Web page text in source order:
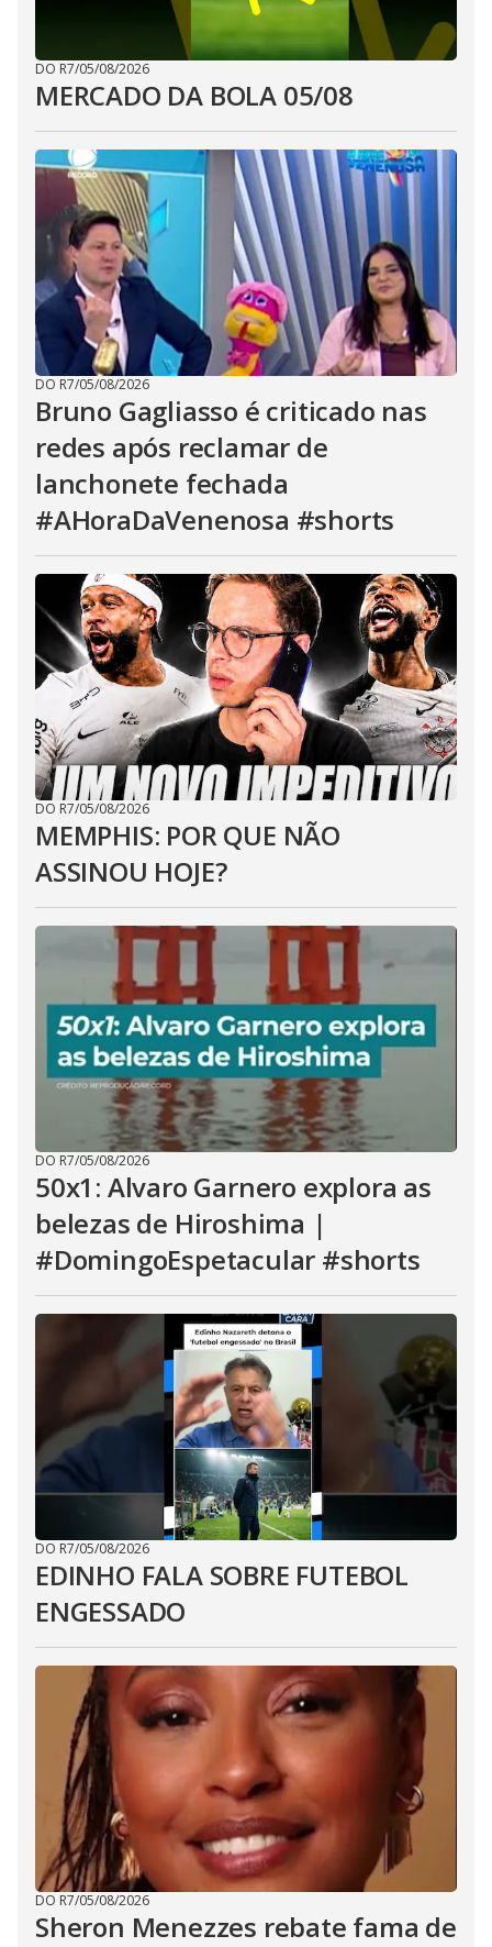
DO R7/05/08/2026
MERCADO DA BOLA 05/08
DO R7/05/08/2026
Bruno Gagliasso é criticado nas
redes após reclamar de
lanchonete fechada
#AHoraDaVenenosa #shorts
DO R7/05/08/2026
MEMPHIS: POR QUE NÃO
ASSINOU HOJE?
DO R7/05/08/2026
50x1: Alvaro Garnero explora as
belezas de Hiroshima |
#DomingoEspetacular #shorts
DO R7/05/08/2026
EDINHO FALA SOBRE FUTEBOL
ENGESSADO
DO R7/05/08/2026
Sheron Menezzes rebate fama de